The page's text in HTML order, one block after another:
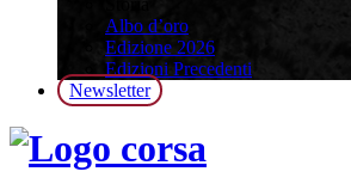
Albo d’oro
Edizione 2026
Edizioni Precedenti
Newsletter